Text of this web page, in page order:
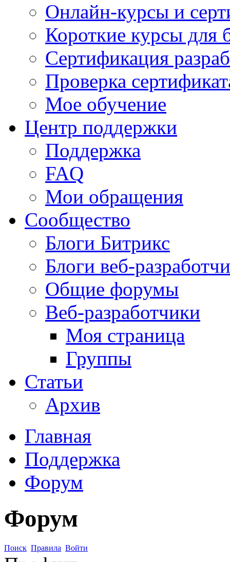
Онлайн-курсы и
Короткие курсы для
Сертификация
Проверка
Мое обучение
Центр поддержки
Поддержка
FAQ
Мои обращения
Сообщество
Блоги Битрикс
Блоги веб-
Общие форумы
Веб-разработчики
Моя страница
Группы
Статьи
Архив
Главная
Поддержка
Форум
Форум
Поиск Правила Войти